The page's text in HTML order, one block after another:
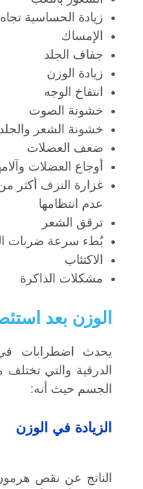
زيادة الحساسية تجاه
الإمساك
جفاف الجلد
زيادة الوزن
انتفاخ الوجه
خشونة الصوت
خشونة الشعر والجلد
ضعف العضلات
أوجاع العضلات
غزارة النزف أكثر
عدم انتظامها
ترقق الشعر
بُطء سرعة ضربات
الاكتئاب
مشكلات الذاكرة
الوزن بعد
يحدث اضطرابات في
الدرقية والتي
الجسم حيث أنه:
الزيادة في الوزن
الناتج عن نقص